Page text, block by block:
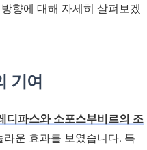
향에 대해 자세히 살펴보겠
기여
디파스와 소포스부비르의 조
라운 효과를 보였습니다. 특